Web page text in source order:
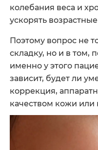
колебания веса и
ускорять
Поэтому вопрос не
складку, но и в том,
именно у этого
зависит, будет ли
коррекция,
качеством кожи или